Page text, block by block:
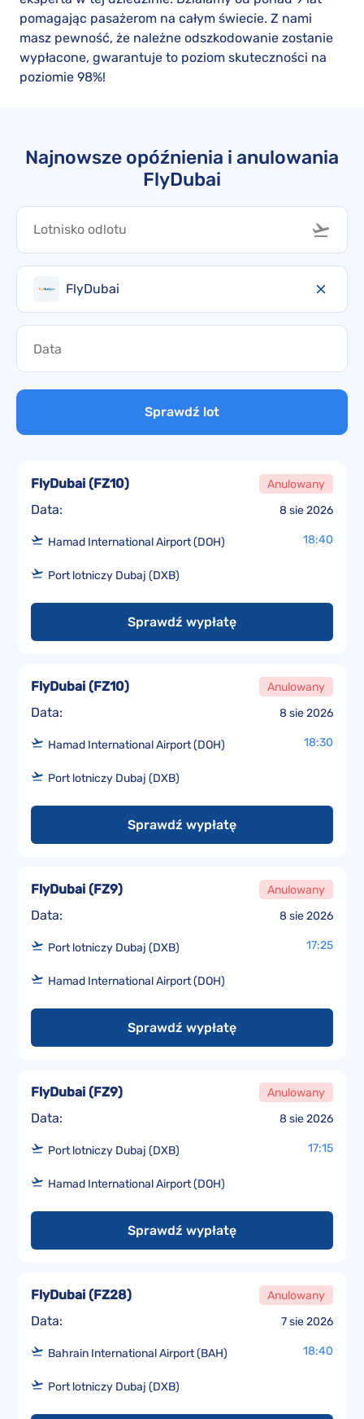
pomagając pasażerom na całym świecie. Z nami
masz pewność, że należne odszkodowanie zostanie
wypłacone, gwarantuje to poziom skuteczności na
poziomie 98%!
Najnowsze opóźnienia i anulowania
FlyDubai
FlyDubai
Sprawdź lot
Data: 8 sie 2026
FlyDubai (FZ10) Anulowany
Hamad International Airport (DOH) 18:40
Port lotniczy Dubaj (DXB)
Sprawdź wypłatę
Data: 8 sie 2026
FlyDubai (FZ10) Anulowany
Hamad International Airport (DOH) 18:30
Port lotniczy Dubaj (DXB)
Sprawdź wypłatę
Data: 8 sie 2026
FlyDubai (FZ9) Anulowany
Port lotniczy Dubaj (DXB) 17:25
Hamad International Airport (DOH)
Sprawdź wypłatę
Data: 8 sie 2026
FlyDubai (FZ9) Anulowany
Port lotniczy Dubaj (DXB) 17:15
Hamad International Airport (DOH)
Sprawdź wypłatę
Data: 7 sie 2026
FlyDubai (FZ28) Anulowany
Bahrain International Airport (BAH) 18:40
Port lotniczy Dubaj (DXB)